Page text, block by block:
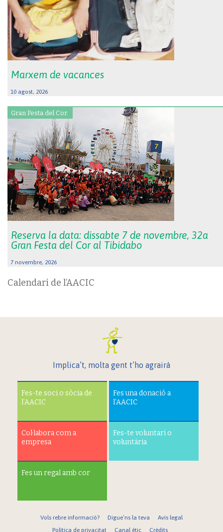
Marxem de vacances
10 agost, 2026
Gran Festa del Cor.
Reserva la data: dissabte 7 de novembre, 32a
Gran Festa del Cor al Tibidabo
7 novembre, 2026
Calendari de l’AACIC
Implica’t, molta gent t’ho agrairà
Fes-te soci o sòcia de
l’AACIC
Fes una donació a
l’AACIC
Col·labora com a
empresa
Fes-te voluntari o
voluntària
Fes un regal amb cor
Vols rebre informació? Digue’ns la teva
Avís legal
Política de privacitat
Canal ètic Crèdits